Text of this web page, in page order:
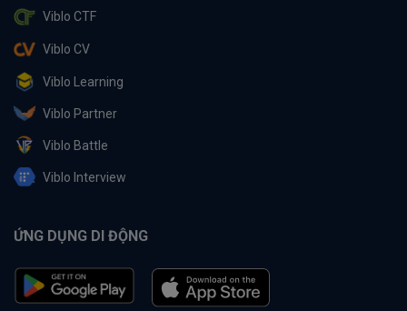
Viblo CTF
Viblo CV
Viblo Learning
Viblo Partner
Viblo Battle
Viblo Interview
ỨNG DỤNG DI ĐỘNG